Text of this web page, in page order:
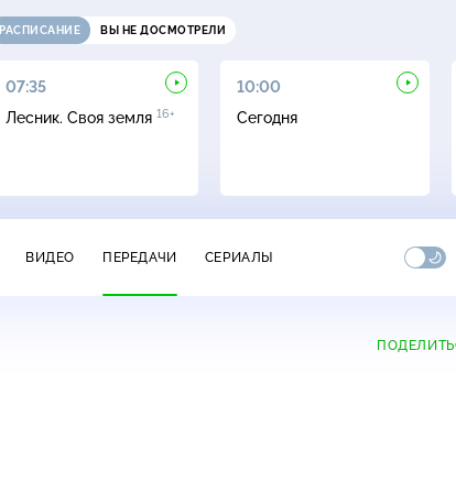
РАСПИСАНИЕ ВЫ НЕ ДОСМОТРЕЛИ
07:35
Лесник. Своя земля 16+
10:00
Сегодня
ВИДЕО ПЕРЕДАЧИ СЕРИАЛЫ